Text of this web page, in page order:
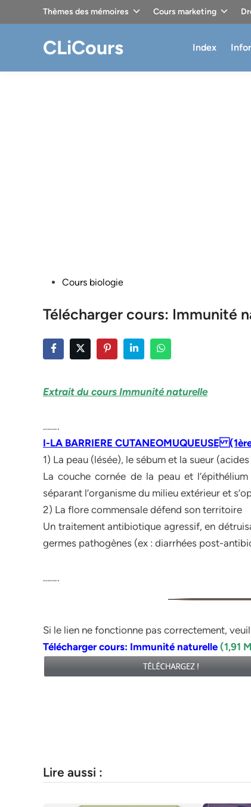
Thèmes des mémoires Cours marketing
CLiCours Index
PostedCours biologie
Télécharger cours: Immunité
Extrait du cours Immunité naturelle
……..
I-LA BARRIERE CUTANEOMUQUEUSE
1) La peau (lésée), le sébum et la sueur
La couche cornée de la peau et
séparant l’organisme du milieu extérieur et
2) La flore commensale défend son territoire
Un traitement antibiotique agressif, en
germes pathogènes (ex : diarrhées post-
……..
Si le lien ne fonctionne pas correctement,
Télécharger cours: Immunité naturelle (1,91
Lire aussi :